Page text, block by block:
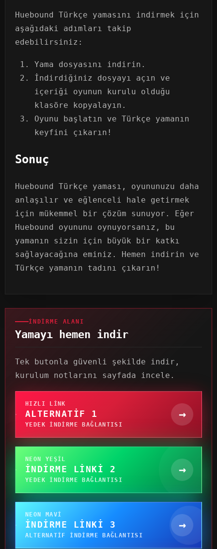
Huebound Türkçe yamasını indirmek için
aşağıdaki adımları takip
edebilirsiniz:
Yama dosyasını indirin.
İndirdiğiniz dosyayı açın ve
içeriği oyunun kurulu olduğu
klasöre kopyalayın.
Oyunu başlatın ve Türkçe yamanın
keyfini çıkarın!
Sonuç
Huebound Türkçe yaması, oyununuzu daha
anlaşılır ve eğlenceli hale getirmek
için mükemmel bir çözüm sunuyor. Eğer
Huebound oyununu oynuyorsanız, bu
yamanın sizin için büyük bir katkı
sağlayacağına eminiz. Hemen indirin ve
Türkçe yamanın tadını çıkarın!
İNDIRME ALANI
Yamayı hemen indir
Tek butonla güvenli şekilde indir,
kurulum notlarını sayfada incele.
HIZLI LINK
ALTERNATIF 1
YEDEK INDIRME BAĞLANTISI
→
NEON YEŞIL
İNDIRME LINKI 2
YEDEK INDIRME BAĞLANTISI
→
NEON MAVI
İNDIRME LINKI 3
ALTERNATIF INDIRME BAĞLANTISI
→